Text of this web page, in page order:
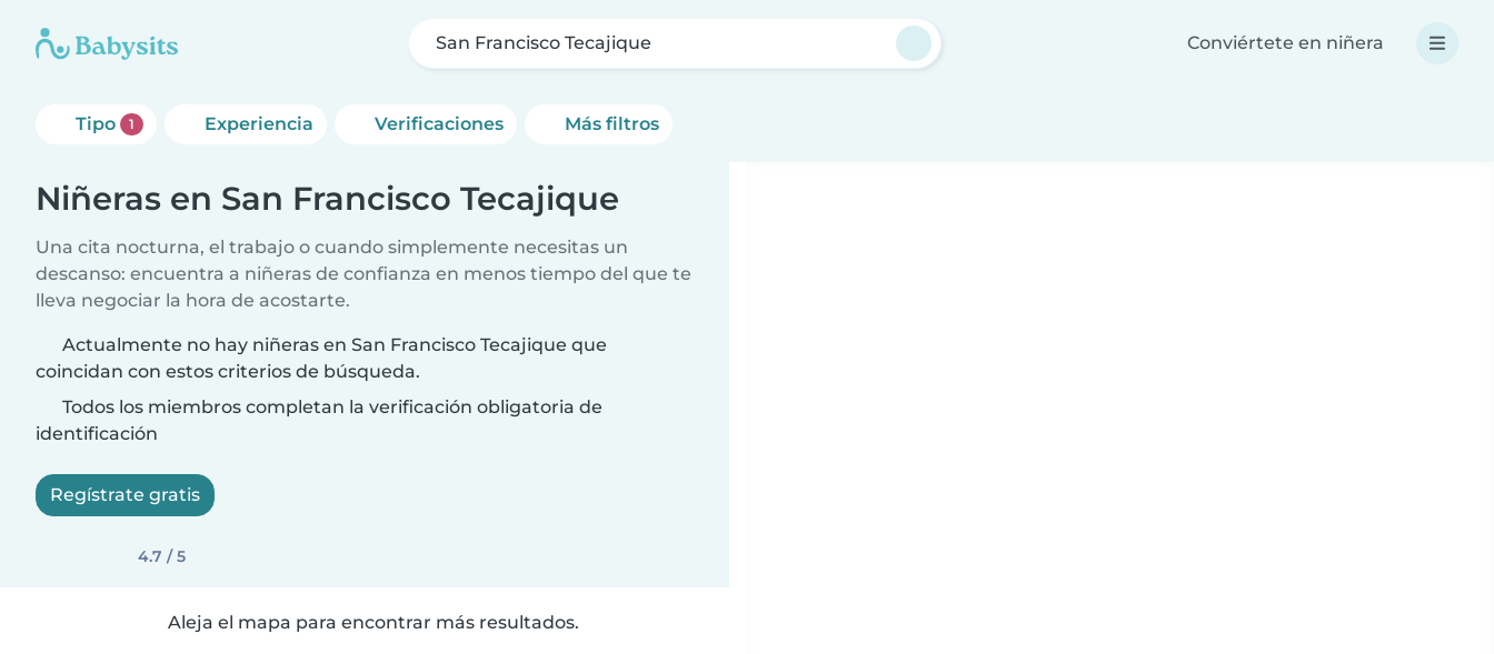
San Francisco Tecajique Conviértete en niñera
Tipo 1 Experiencia Verificaciones Más filtros
Niñeras en San Francisco Tecajique
Una cita nocturna, el trabajo o cuando simplemente necesitas un
descanso: encuentra a niñeras de confianza en menos tiempo del que te
lleva negociar la hora de acostarte.
Actualmente no hay niñeras en San Francisco Tecajique que
coincidan con estos criterios de búsqueda.
Todos los miembros completan la verificación obligatoria de
identificación
Regístrate gratis
4.7 / 5
Aleja el mapa para encontrar más resultados.